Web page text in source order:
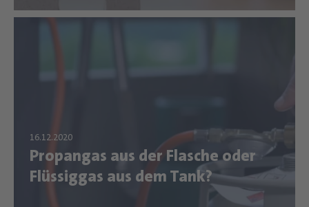
Propangas aus der Flasche oder
Flüssiggas aus dem Tank?